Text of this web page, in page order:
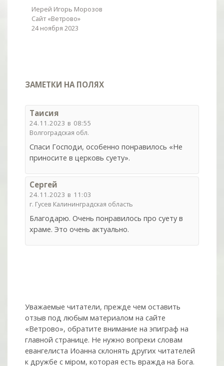
Иерей Игорь Морозов
Сайт «Ветрово»
24 ноября 2023
ЗАМЕТКИ НА ПОЛЯХ
Таисия
24.11.2023 в 08:55
Волгоградская обл.
Спаси Господи, особенно понравилось «Не
приносите в церковь суету».
Сергей
24.11.2023 в 11:03
г. Гусев Калининградская область
Благодарю. Очень понравилось про суету в
храме. Это очень актуально.
Уважаемые читатели, прежде чем оставить
отзыв под любым материалом на сайте
«Ветрово», обратите внимание на эпиграф на
главной странице. Не нужно вопреки словам
евангелиста Иоанна склонять других читателей
к дружбе с мiром, которая есть вражда на Бога.